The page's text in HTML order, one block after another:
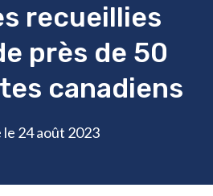
recueillies
près de 50
canadiens
le 24 août 2023